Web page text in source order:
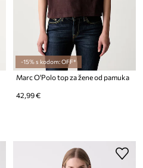
-15% s kodom: OFF*
Marc O'Polo top za žene od pamuka
42,99 €